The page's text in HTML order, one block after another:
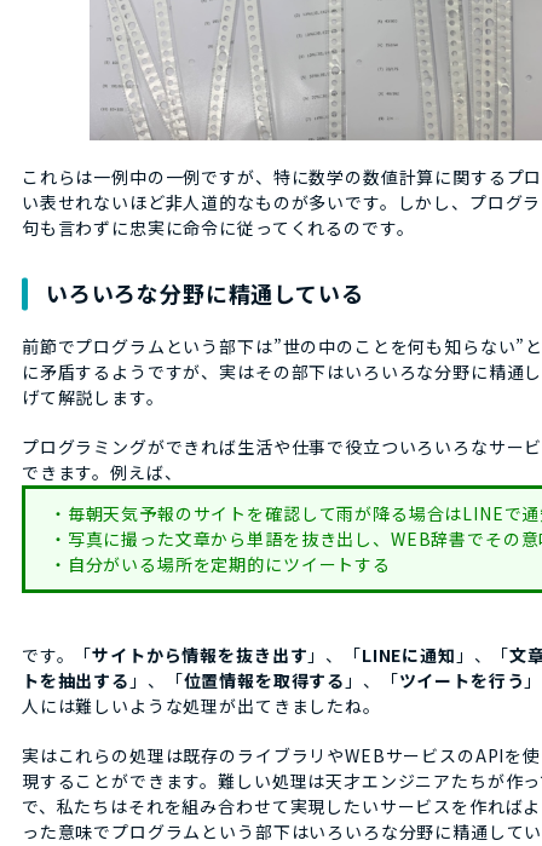
これらは一例中の一例ですが、特に数学の数値計算に関するプ
い表せれないほど非人道的なものが多いです。しかし、プログ
句も言わずに忠実に命令に従ってくれるのです。
いろいろな分野に精通している
前節でプログラムという部下は”世の中のことを何も知らない”
に矛盾するようですが、実はその部下はいろいろな分野に精通
げて解説します。
プログラミングができれば生活や仕事で役立ついろいろなサー
できます。例えば、
・毎朝天気予報のサイトを確認して雨が降る場合はLINEで
・写真に撮った文章から単語を抜き出し、WEB辞書でその
・自分がいる場所を定期的にツイートする
です。「サイトから情報を抜き出す 」、「LINEに通知 」、「文
トを抽出する 」、「位置情報を取得する 」、「ツイートを行う
人には難しいような処理が出てきましたね。
実はこれらの処理は既存のライブラリやWEBサービスのAPIを
現することができます。難しい処理は天才エンジニアたちが作
で、私たちはそれを組み合わせて実現したいサービスを作れば
った意味でプログラムという部下はいろいろな分野に精通して